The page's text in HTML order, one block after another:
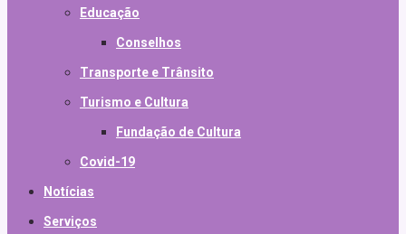
Educação
Conselhos
Transporte e Trânsito
Turismo e Cultura
Fundação de Cultura
Covid-19
Notícias
Serviços